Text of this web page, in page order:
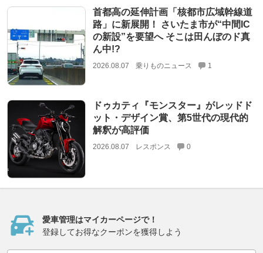
首都高の延伸計画「核都市広域幹線道
路」に新展開！ さいたま市が“中間IC
の新設”を要望へ そこは田んぼのド真
ん中!?
2026.08.07 乗りものニュース 1
ドゥカティ『モンスター』がレッドド
ット・デザイン賞、第5世代の現代的
解釈が高評価
2026.08.07 レスポンス 0
愛車管理はマイカーページで！
登録してお得なクーポンを獲得しよう